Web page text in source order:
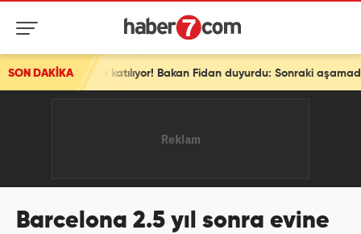
SON DAKİKA Son dakika: Ve bir ülke daha ittifaka katılıyor! Bakan Fidan duyurdu: Sonraki aşamada...
Barcelona 2.5 yıl sonra evine